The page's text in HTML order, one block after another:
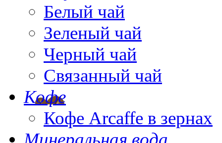
Белый чай
Зеленый чай
Черный чай
Связанный чай
Кофе
Кофе Arcaffe в зернах